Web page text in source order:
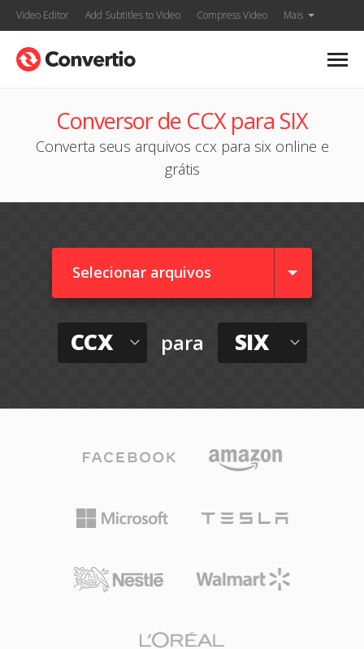
Video Editor Add Subtitles to Video Compress Video Mais
Conversor de CCX para SIX
Converta seus arquivos ccx para six online e
grátis
Selecionar arquivos
CCX para SIX